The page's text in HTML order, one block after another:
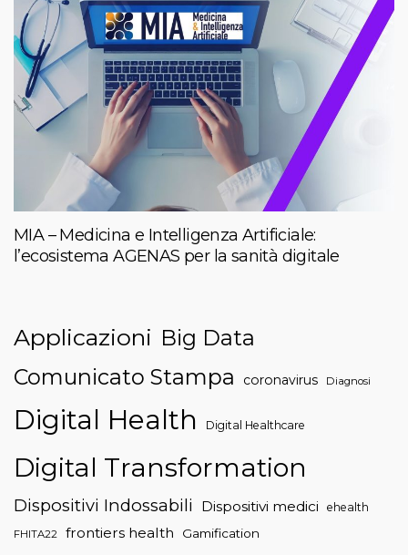
MIA – Medicina e Intelligenza Artificiale:
l’ecosistema AGENAS per la sanità digitale
Applicazioni Big Data
Comunicato Stampa
coronavirus Diagnosi
Digital Health Digital Healthcare
Digital Transformation
Dispositivi Indossabili Dispositivi medici ehealth
FHITA22 frontiers health Gamification